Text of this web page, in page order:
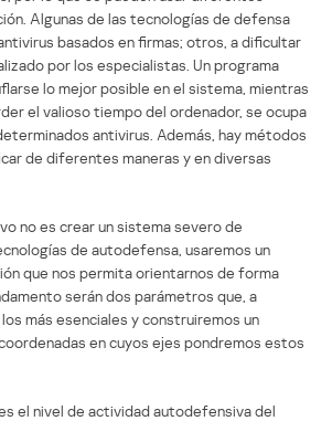
Algunas de las tecnologías de defensa
basados en firmas; otros, a dificultar
por los especialistas. Un programa
lo mejor posible en el sistema, mientras
el valioso tiempo del ordenador, se ocupa
antivirus. Además, hay métodos
de diferentes maneras y en diversas
no es crear un sistema severo de
de autodefensa, usaremos un
que nos permita orientarnos de forma
serán dos parámetros que, a
más esenciales y construiremos un
en cuyos ejes pondremos estos
el nivel de actividad autodefensiva del